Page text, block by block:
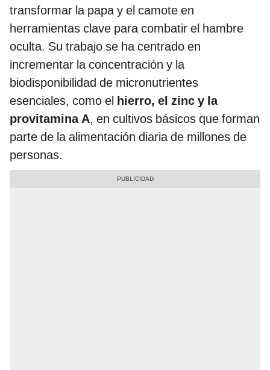
transformar la papa y el camote en
herramientas clave para combatir el hambre
oculta. Su trabajo se ha centrado en
incrementar la concentración y la
biodisponibilidad de micronutrientes
esenciales, como el hierro, el zinc y la
provitamina A, en cultivos básicos que forman
parte de la alimentación diaria de millones de
personas.